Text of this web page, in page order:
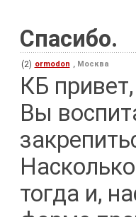
Спасибо.
(2) ormodon , Москва
КБ
Вы
тогда и,